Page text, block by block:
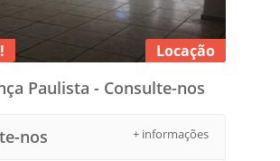
Locação
Paulista - Consulte-nos
+ informações
nos